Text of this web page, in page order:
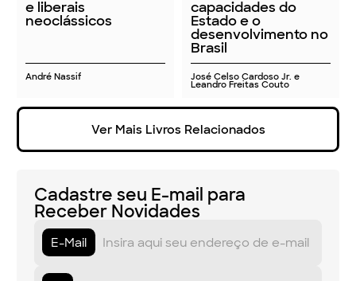
Aceito os Termos e Condições do Site
Conta
Criar Nova Conta
Compras
Mais vendidos
Entregas
Política de Troca
Política de Privacidade